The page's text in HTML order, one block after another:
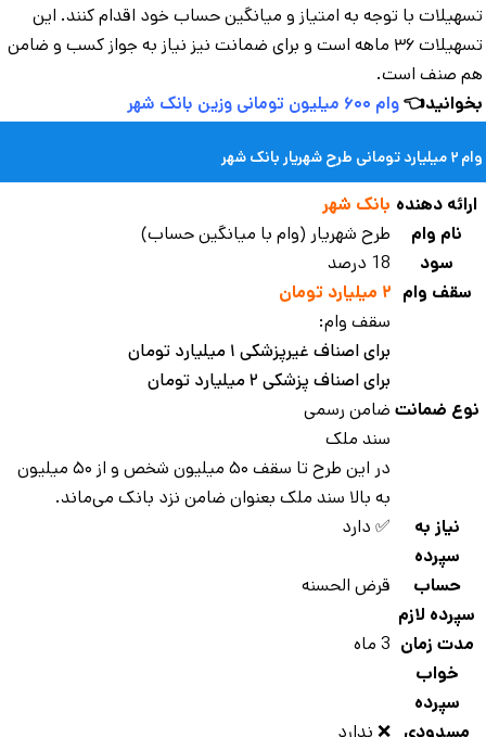
با توجه به امتیاز و میانگین حساب خود اقدام کنند. این
تسهیلات ۳۶ ماهه است و برای ضمانت نیز نیاز به جواز کسب و ضامن
صنف است.
وام ۶۰۰ میلیون تومانی وزین بانک شهر
شهریار بانک شهر
دهنده بانک شهر
نام وام
طرح شهریار (وام با میانگین حساب)
سود
18 درصد
سقف وام
سقف وام:
برای اصناف غیرپزشکی ۱ میلیارد تومان
برای اصناف پزشکی ۲ میلیارد تومان
ضمانتضامن رسمی
سند ملک
در این طرح تا سقف ۵۰ میلیون شخص و از ۵۰ میلیون
به بالا سند ملک بعنوان ضامن نزد بانک می‌ماند.
نیاز به
سپرده
✅ دارد
حساب
لازم
قرض الحسنه
مدت زمان
خواب
سپرده
3 ماه